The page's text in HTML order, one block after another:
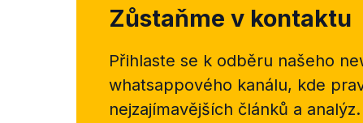
Zůstaňme v kontaktu
Přihlaste se k odběru našeho
whatsappového kanálu, kde
nejzajímavějších článků a